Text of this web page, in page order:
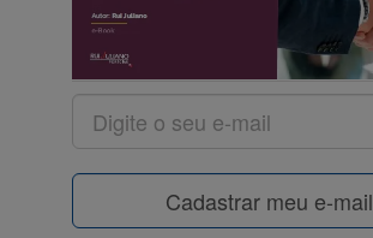
Cadastrar meu e-mail